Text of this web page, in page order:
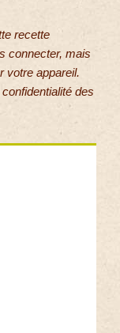
recette
connecter, mais
votre appareil.
des